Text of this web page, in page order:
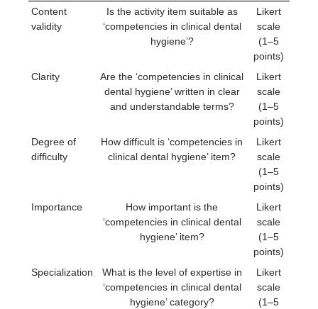
Content
validity
Is the activity item suitable as
‘competencies in clinical dental
hygiene’?
Likert
scale
(1–5
points)
Clarity
Are the ‘competencies in clinical
dental hygiene’ written in clear
and understandable terms?
Likert
scale
(1–5
points)
Degree of
difficulty
How difficult is ‘competencies in
clinical dental hygiene’ item?
Likert
scale
(1–5
points)
Importance
How important is the
‘competencies in clinical dental
hygiene’ item?
Likert
scale
(1–5
points)
Specialization
What is the level of expertise in
‘competencies in clinical dental
hygiene’ category?
Likert
scale
(1–5